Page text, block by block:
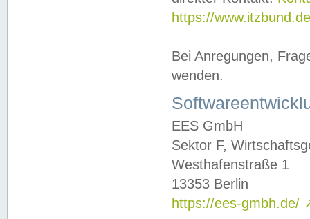
https://
Bei Anregungen,
wenden.
EES GmbH
Sektor F,
Westhafenstraße 1
13353 Berlin
https://ees-gmbh.de/